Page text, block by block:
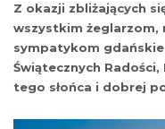
Z okazji zbliżających
wszystkim żeglarzom,
sympatykom
Świątecznych
tego słońca i dobrej